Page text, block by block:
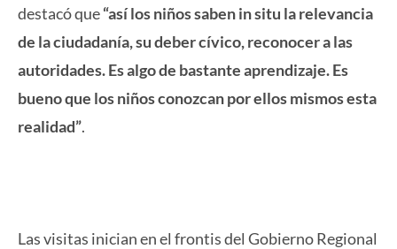
destacó que“así los niños saben in situ la relevancia
de la ciudadanía, su deber cívico, reconocer a las
autoridades. Es algo de bastante aprendizaje. Es
bueno que los niños conozcan por ellos mismos esta
realidad”.
Las visitas inician en el frontis del Gobierno Regional